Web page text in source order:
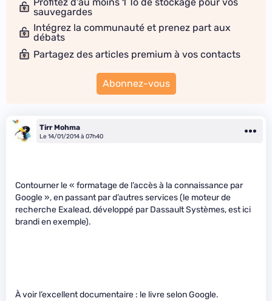
Profitez d'au moins 1 To de stockage pour vos
sauvegardes
Intégrez la communauté et prenez part aux
débats
Partagez des articles premium à vos contacts
Abonnez-vous
Tirr Mohma
Le 14/01/2014 à 07h40
Contourner le « formatage de l’accès à la connaissance par
Google », en passant par d’autres services (le moteur de
recherche Exalead, développé par Dassault Systèmes, est ici
brandi en exemple).
À voir l’excellent documentaire : le livre selon Google.